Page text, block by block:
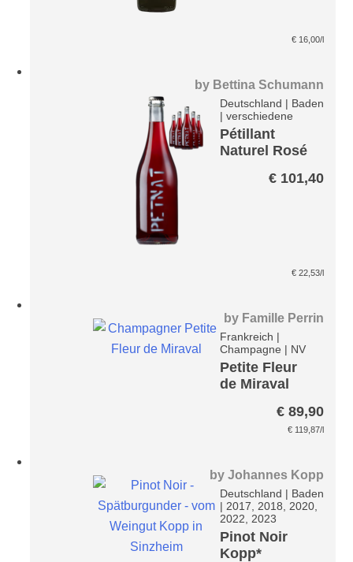
€ 16,00/l
by Bettina Schumann
Deutschland | Baden
|verschiedene
Pétillant
Naturel Rosé
€ 101,40
€ 22,53/l
by Famille Perrin
Frankreich |
Champagne | NV
Petite Fleur
de Miraval
Rosé Brut
€ 89,90
€ 119,87/l
byJohannes Kopp
Deutschland | Baden
| 2017, 2018, 2020,
2022, 2023
Pinot Noir
Kopp*